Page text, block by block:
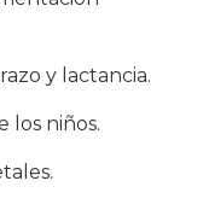
y lactancia.
los niños.